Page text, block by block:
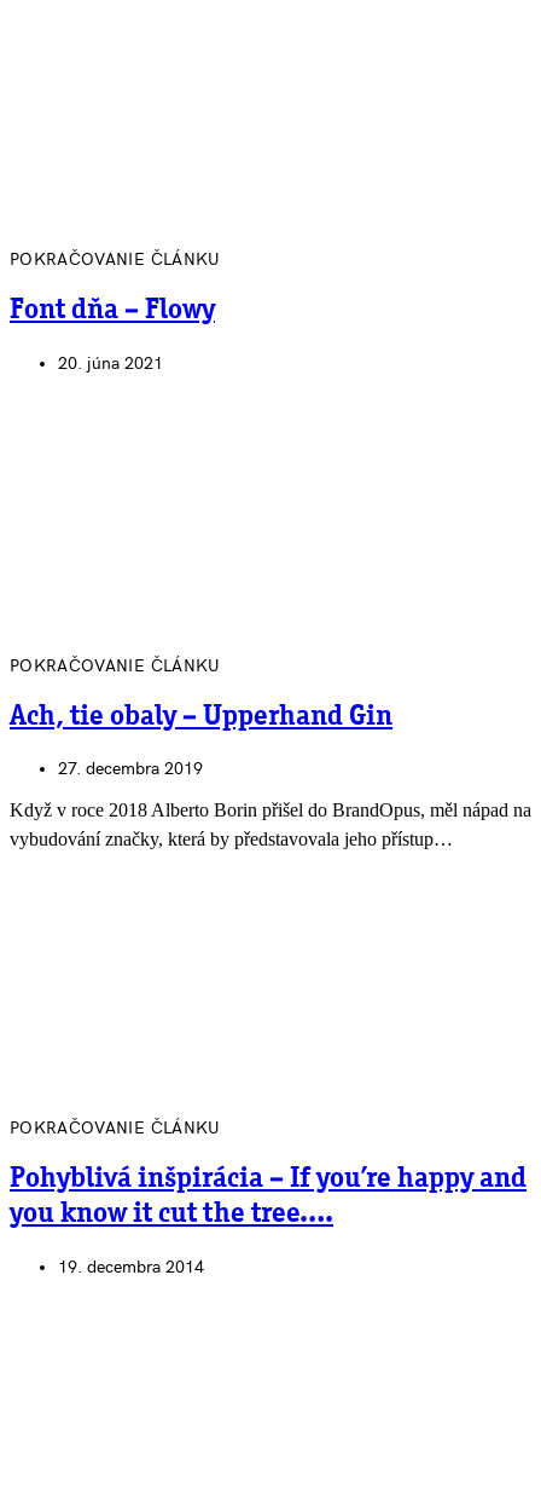
POKRAČOVANIE ČLÁNKU
Font dňa – Flowy
20. júna 2021
POKRAČOVANIE ČLÁNKU
Ach, tie obaly – Upperhand Gin
27. decembra 2019
Když v roce 2018 Alberto Borin přišel do BrandOpus, měl nápad na
vybudování značky, která by představovala jeho přístup…
POKRAČOVANIE ČLÁNKU
Pohyblivá inšpirácia – If you’re happy and
you know it cut the tree….
19. decembra 2014